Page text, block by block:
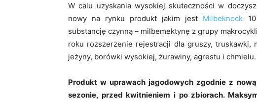
W calu uzyskania wysokiej skuteczności w
nowy na rynku produkt jakim jest Milbeknock
substancję czynną – milbemektynę z grupy
roku rozszerzenie rejestracji dla gruszy, truskawki,
jeżyny, borówki wysokiej, żurawiny, agrestu i chmielu.
Produkt w uprawach jagodowych zgodnie z
sezonie, przed kwitnieniem i po zbiorach.